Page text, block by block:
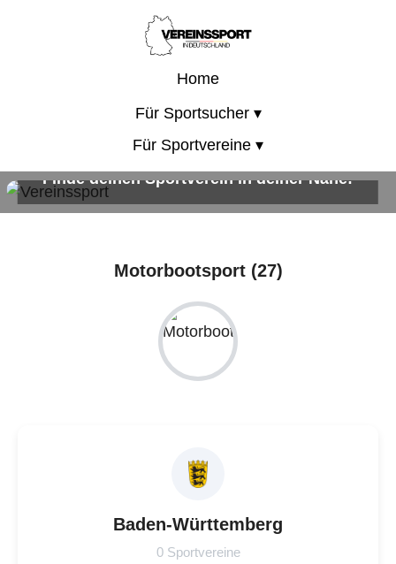
Home
Für Sportsucher ▾
Für Sportvereine ▾
Finde deinen Sportverein in deiner Nähe!
Motorbootsport (27)
Baden-Württemberg
0 Sportvereine